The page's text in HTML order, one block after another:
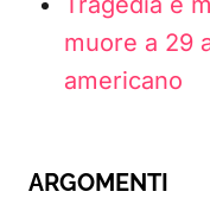
muore a 29
americano
ARGOMENTI